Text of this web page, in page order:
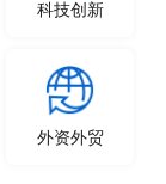
科技创新
外资外贸